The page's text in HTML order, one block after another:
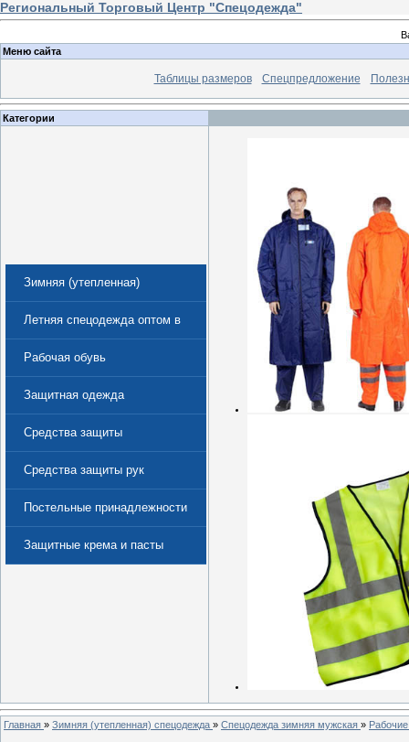
Региональный Торговый Центр "Спецодежда"
Меню сайта
Таблицы размеров Спецпредложение
Категории
Зимняя (утепленная)
спецодежда
Летняя спецодежда оптом в
Екатеринбурге
Рабочая обувь
Защитная одежда
Средства защиты
Средства защиты рук
Постельные принадлежности
Защитные крема и пасты
Главная » Зимняя (утепленная) спецодежда » Спецодежда зимняя мужская »